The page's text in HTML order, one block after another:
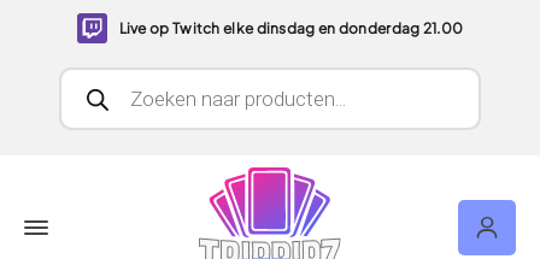
Live op Twitch elke dinsdag en donderdag 21.00
Producten zoeken